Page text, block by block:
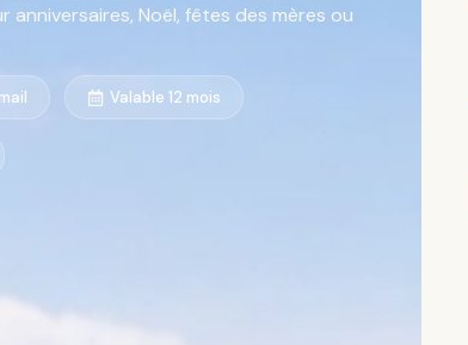
anniversaires, Noël, fêtes des mères ou
Valable 12 mois